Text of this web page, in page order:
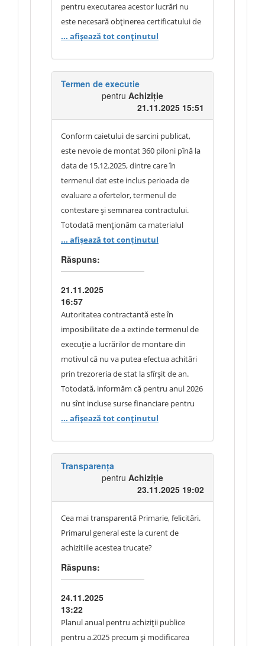
pentru executarea acestor lucrări nu
este necesară obținerea certificatului de
urbanism și elaborarea documentației
... afișează tot conținutul
Termen de executie
pentru Achiziție
21.11.2025 15:51
Conform caietului de sarcini publicat,
este nevoie de montat 360 piloni pînă la
data de 15.12.2025, dintre care în
termenul dat este inclus perioada de
evaluare a ofertelor, termenul de
contestare și semnarea contractului.
Totodată menționăm ca materialul
necesar pentru execuție lucrăriloe
necesită a fi comandat de la furnizor,
care la fel necesită timp. Modificați
realității de a fi în posibilitate oricărui
operator economic de a implementa
proiectul dat.
Totodată, Autoritatea Contractantă are
obligația conform Legii 131/2015 să
asigure participarea largă a operatorilor
economici la procedurile de achiziţie
publică.
... afișează tot conținutul
Răspuns:
21.11.2025
16:57
Autoritatea contractantă este în
imposibilitate de a extinde termenul de
execuție a lucrărilor de montare din
motivul că nu va putea efectua achitări
prin trezoreria de stat la sfîrșit de an.
Totodată, informăm că pentru anul 2026
nu sînt incluse surse financiare pentru
achizitia in cauza.
... afișează tot conținutul
Transparența
pentru Achiziție
23.11.2025 19:02
Cea mai transparentă Primarie, felicitări.
Primarul general este la curent de
achizitiile acestea trucate?
Răspuns:
24.11.2025
13:22
Planul anual pentru achiziții publice
pentru a.2025 precum și modificarea